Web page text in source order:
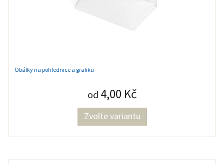
Obálky na pohlednice a grafiku
od 4,00 Kč
Zvolte variantu